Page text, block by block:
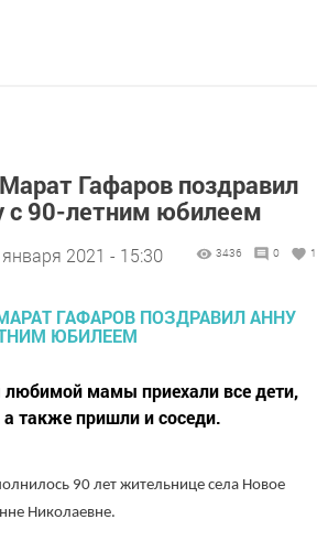
Гафаров поздравил
с 90-летним юбилеем
2021 - 15:30 3436 0 1
мамы приехали все дети,
также пришли и соседи.
90 лет жительнице села Новое
Николаевне.